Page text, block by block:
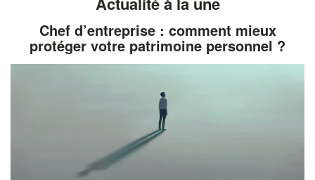
Chef d’entreprise : comment mieux
protéger votre patrimoine personnel ?